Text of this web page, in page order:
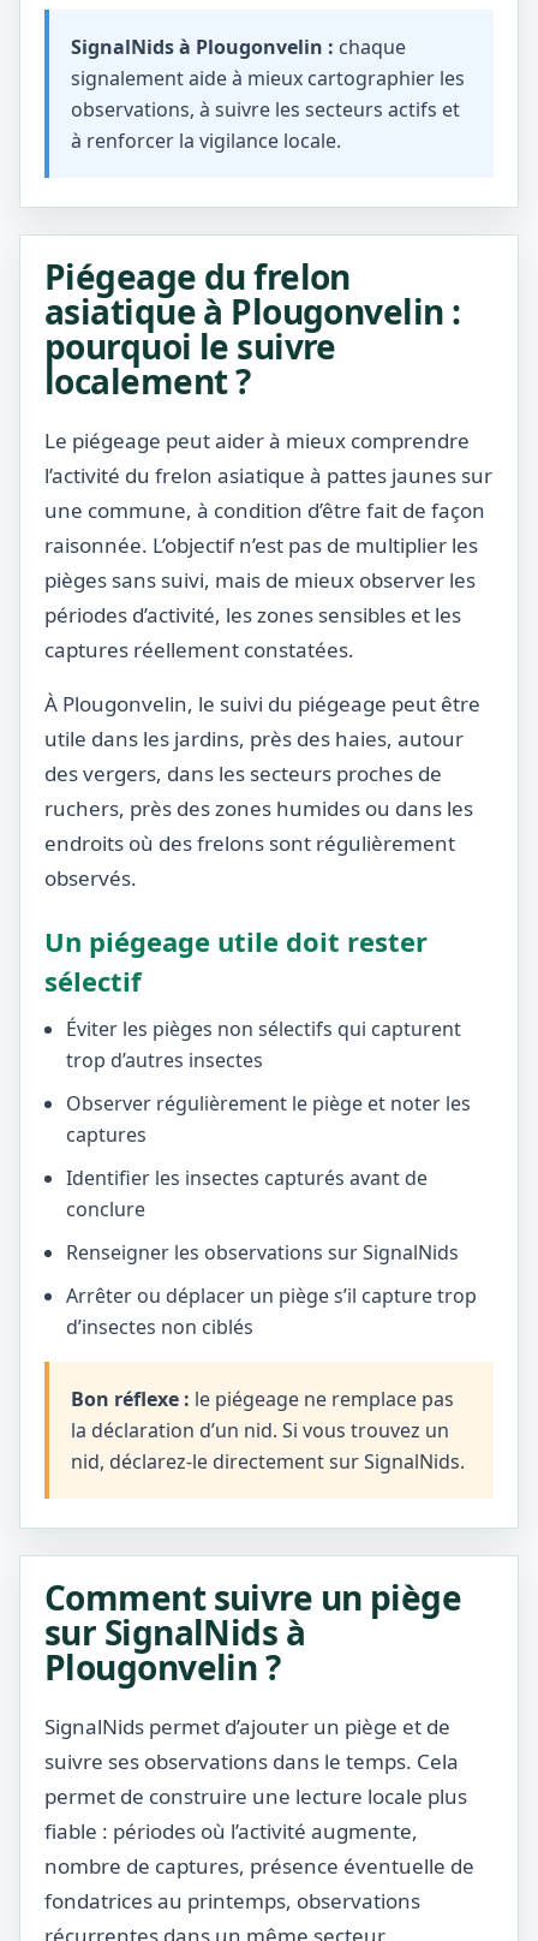
SignalNids à Plougonvelin : chaque
signalement aide à mieux cartographier les
observations, à suivre les secteurs actifs et
à renforcer la vigilance locale.
Piégeage du frelon
asiatique à Plougonvelin :
pourquoi le suivre
localement ?
Le piégeage peut aider à mieux comprendre
l’activité du frelon asiatique à pattes jaunes sur
une commune, à condition d’être fait de façon
raisonnée. L’objectif n’est pas de multiplier les
pièges sans suivi, mais de mieux observer les
périodes d’activité, les zones sensibles et les
captures réellement constatées.
À Plougonvelin, le suivi du piégeage peut être
utile dans les jardins, près des haies, autour
des vergers, dans les secteurs proches de
ruchers, près des zones humides ou dans les
endroits où des frelons sont régulièrement
observés.
Un piégeage utile doit rester
sélectif
Éviter les pièges non sélectifs qui capturent
trop d’autres insectes
Observer régulièrement le piège et noter les
captures
Identifier les insectes capturés avant de
conclure
Renseigner les observations sur SignalNids
Arrêter ou déplacer un piège s’il capture trop
d’insectes non ciblés
Bon réflexe : le piégeage ne remplace pas
la déclaration d’un nid. Si vous trouvez un
nid, déclarez-le directement sur SignalNids.
Comment suivre un piège
sur SignalNids à
Plougonvelin ?
SignalNids permet d’ajouter un piège et de
suivre ses observations dans le temps. Cela
permet de construire une lecture locale plus
fiable : périodes où l’activité augmente,
nombre de captures, présence éventuelle de
fondatrices au printemps, observations